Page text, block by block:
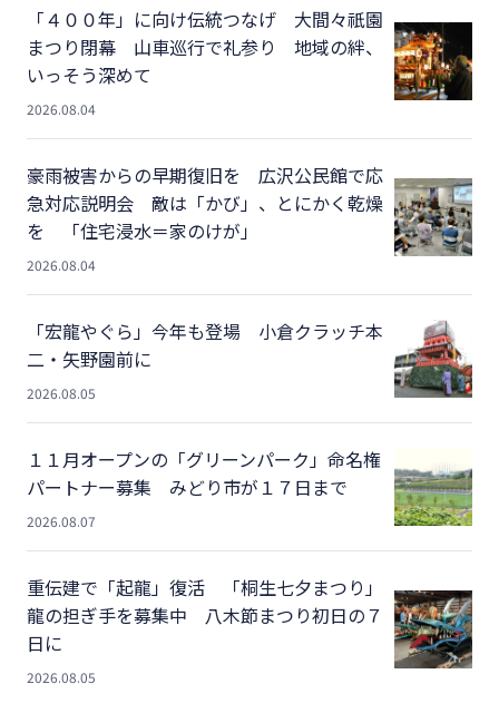
「４００年」に向け伝統つなげ 大間々祇園
まつり閉幕 山車巡行で礼参り 地域の絆、
いっそう深めて
2026.08.04
豪雨被害からの早期復旧を 広沢公民館で応
急対応説明会 敵は「かび」、とにかく乾燥
を 「住宅浸水＝家のけが」
2026.08.04
「宏龍やぐら」今年も登場 小倉クラッチ本
二・矢野園前に
2026.08.05
１１月オープンの「グリーンパーク」命名権
パートナー募集 みどり市が１７日まで
2026.08.07
重伝建で「起龍」復活 「桐生七夕まつり」
龍の担ぎ手を募集中 八木節まつり初日の７
日に
2026.08.05